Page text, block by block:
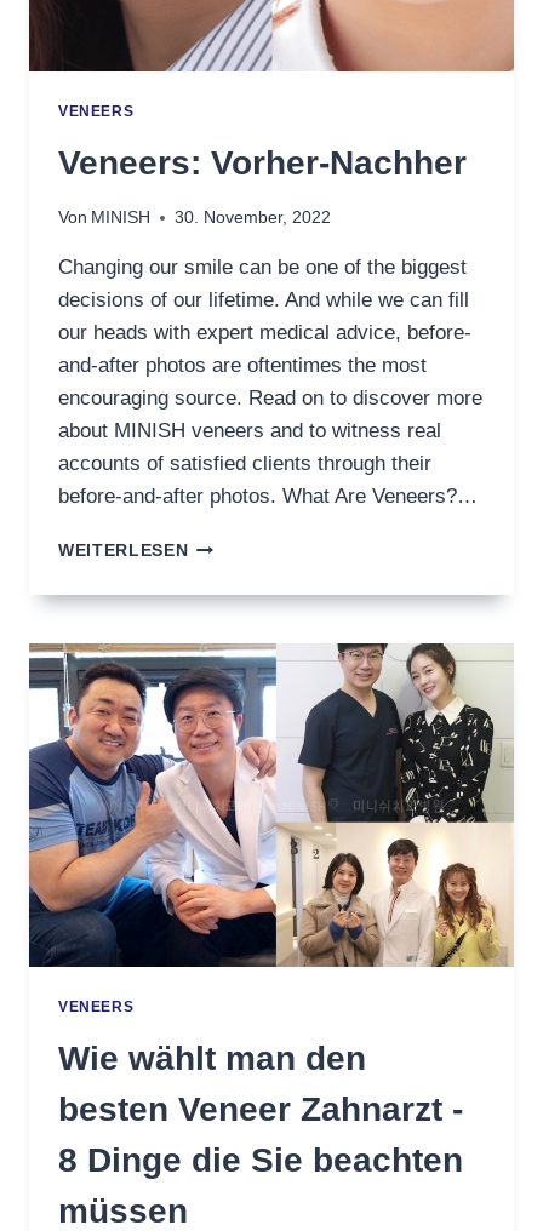
VENEERS
Veneers: Vorher-Nachher
Von MINISH 30. November, 2022
Changing our smile can be one of the biggest
decisions of our lifetime. And while we can fill
our heads with expert medical advice, before-
and-after photos are oftentimes the most
encouraging source. Read on to discover more
about MINISH veneers and to witness real
accounts of satisfied clients through their
before-and-after photos. What Are Veneers?…
WEITERLESENVENEERS:
NACHHER
VENEERS
Wie wählt man den
besten Veneer Zahnarzt -
8 Dinge die Sie beachten
müssen